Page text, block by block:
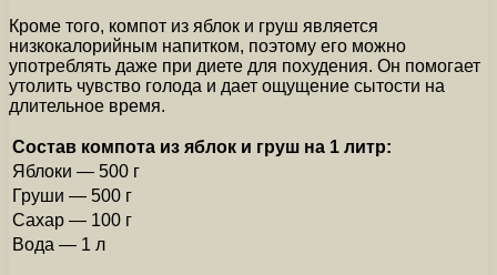
Кроме того, компот из яблок и груш является
низкокалорийным напитком, поэтому его можно
употреблять даже при диете для похудения. Он помогает
утолить чувство голода и дает ощущение сытости на
длительное время.
Состав компота из яблок и груш на 1 литр:
Яблоки — 500 г
Груши — 500 г
Сахар — 100 г
Вода — 1 л